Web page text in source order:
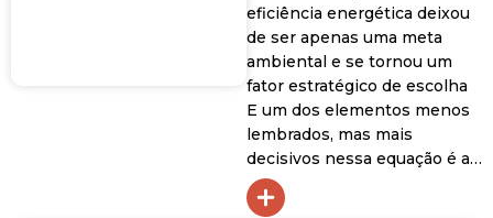
eficiência energética deixou
de ser apenas uma meta
ambiental e se tornou um
fator estratégico de escolha
E um dos elementos menos
lembrados, mas mais
decisivos nessa equação é a
escolha do aço certo para
cada aplicação. Resistência